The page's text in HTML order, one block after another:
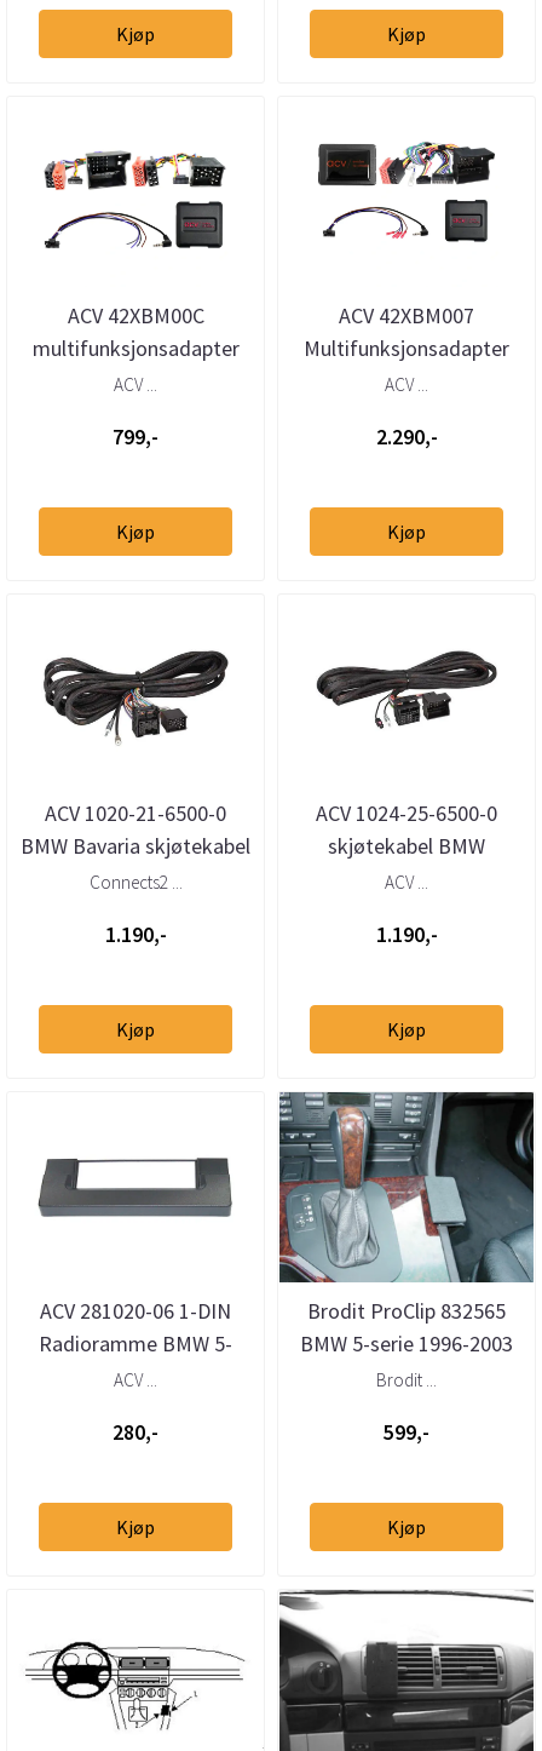
Kjøp Kjøp
ACV 42XBM00C
multifunksjonsadapter
BMW (1994–2010) med
ACV ...
799,-
Kjøp
ACV 42XBM007
Multifunksjonsadapter
BMW (2000-2008)
ACV ...
2.290,-
Kjøp
ACV 1020-21-6500-0
BMW Bavaria skjøtekabel
6,5M
Connects2 ...
1.190,-
Kjøp
ACV 1024-25-6500-0
skjøtekabel BMW
m/Quadlock og Fakra
ACV ...
1.190,-
Kjøp
ACV 281020-06 1-DIN
Radioramme BMW 5-
serie (E39) X5 (E53)
ACV ...
280,-
Kjøp
Brodit ProClip 832565
BMW 5-serie 1996-2003
konsoll
Brodit ...
599,-
Kjøp